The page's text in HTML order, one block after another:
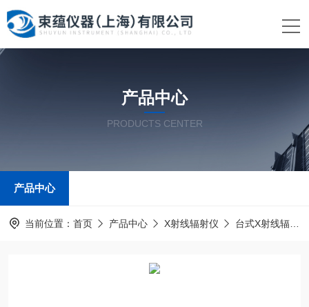
产品中心
PRODUCTS CENTER
产品中心
当前位置： 首页 产品中心 X射线辐射仪 台式X射线辐射仪